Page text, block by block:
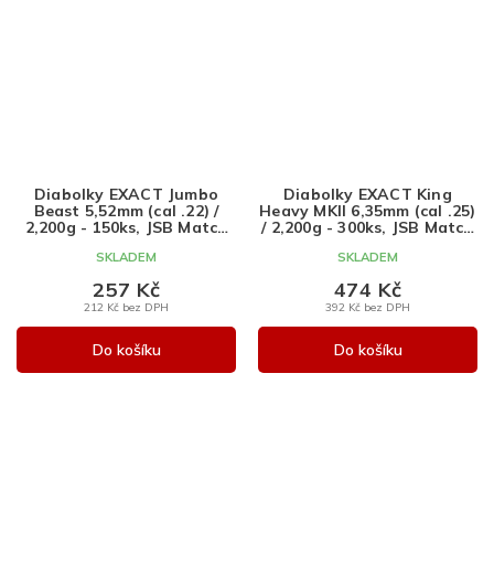
Diabolky EXACT Jumbo
Beast 5,52mm (cal .22) /
2,200g - 150ks, JSB Match
SKLADEM
212 Kč bez DPH
257 Kč
Do košíku
Diabolky EXACT King
Heavy MKII 6,35mm (cal .25)
/ 2,200g - 300ks, JSB Match
SKLADEM
392 Kč bez DPH
474 Kč
Do košíku